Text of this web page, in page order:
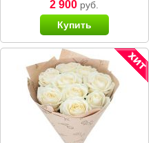
2 900 руб.
Купить